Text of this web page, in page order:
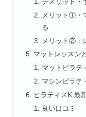
メリット①・
る
メリット②：
マットレッスン
マットピラテ
マシンピラテ
ピラティスK 最
良い口コミ